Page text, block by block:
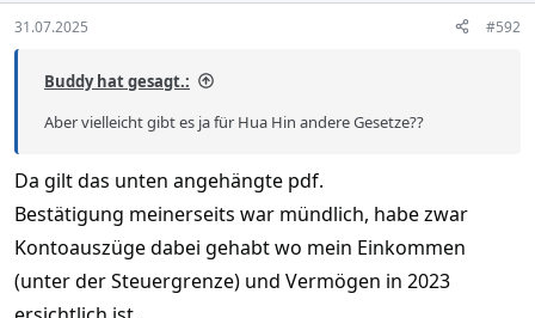
31.07.2025 #592
Buddy hat gesagt.:
Aber vielleicht gibt es ja für Hua Hin andere Gesetze??
Da gilt das unten angehängte pdf.
Bestätigung meinerseits war mündlich, habe zwar
Kontoauszüge dabei gehabt wo mein Einkommen
(unter der Steuergrenze) und Vermögen in 2023